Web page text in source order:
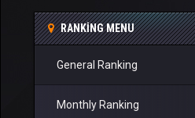
RANKING MENU
General Ranking
Monthly Ranking